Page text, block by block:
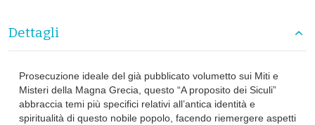
Dettagli
Prosecuzione ideale del già pubblicato volumetto sui Miti e
Misteri della Magna Grecia, questo “A proposito dei Siculi”
abbraccia temi più specifici relativi all’antica identità e
spiritualità di questo nobile popolo, facendo riemergere aspetti